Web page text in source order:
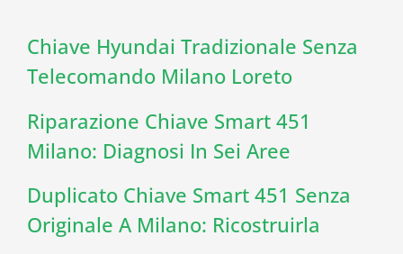
Chiave Hyundai Tradizionale Senza
Telecomando Milano Loreto
Riparazione Chiave Smart 451
Milano: Diagnosi In Sei Aree
Duplicato Chiave Smart 451 Senza
Originale A Milano: Ricostruirla